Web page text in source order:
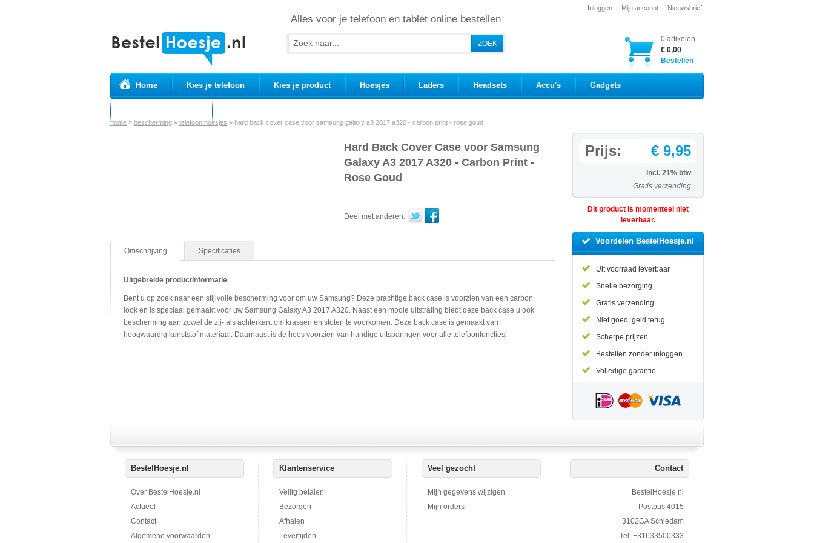
Alles voor je telefoon en tablet online bestellen
Inloggen | Mijn account | Nieuwsbrief
0 artikelen
€ 0,00
Bestellen
Home Kies je telefoon Kies je product Hoesjes Laders Headsets Accu's Gadgets
home » bescherming » telefoon hoesjes » hard back cover case voor samsung galaxy a3 2017 a320 - carbon print - rose goud
Hard Back Cover Case voor Samsung
Galaxy A3 2017 A320 - Carbon Print -
Rose Goud
Deel met anderen:
Omschrijving Specificaties
Uitgebreide productinformatie
Bent u op zoek naar een stijlvolle bescherming voor om uw Samsung? Deze prachtige back case is voorzien van een carbon
look en is speciaal gemaakt voor uw Samsung Galaxy A3 2017 A320. Naast een mooie uitstraling biedt deze back case u ook
bescherming aan zowel de zij- als achterkant om krassen en stoten te voorkomen. Deze back case is gemaakt van
hoogwaardig kunststof materiaal. Daarnaast is de hoes voorzien van handige uitsparingen voor alle telefoonfuncties.
Prijs: € 9,95
Incl. 21% btw
Gratis verzending
Dit product is momenteel niet
leverbaar.
Voordelen BestelHoesje.nl
Uit voorraad leverbaar
Snelle bezorging
Gratis verzending
Niet goed, geld terug
Scherpe prijzen
Bestellen zonder inloggen
Volledige garantie
BestelHoesje.nl
Over BestelHoesje.nl
Actueel
Contact
Algemene voorwaarden
Klantenservice
Veilig betalen
Bezorgen
Afhalen
Levertijden
Veel gezocht
Mijn gegevens wijzigen
Mijn orders
Contact
BestelHoesje.nl
Postbus 4015
3102GA Schiedam
Tel: +31633500333